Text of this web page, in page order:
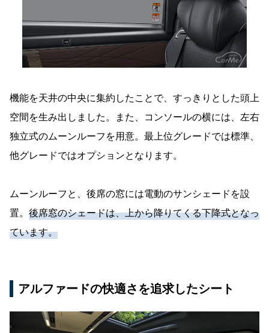
機能を天井の中央に集約したことで、すっきりとした頭上
空間を生み出しました。また、コンソールの横には、左右
独立式のムーンルーフを用意。最上位グレードでは標準、
他グレードではオプションとなります。
ムーンルーフと、後席の窓には電動のサンシェードを設
置。 後席窓のシェードは、上から降りてくる下降式となっ
ています。
アルファードの快適さを追求したシート